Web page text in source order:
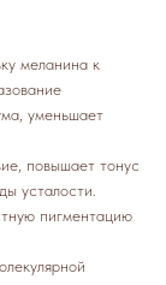
меланина к
уменьшает
повышает тонус
усталости.
пигментацию